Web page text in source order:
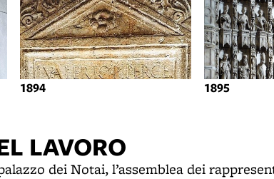
1894 1895
LAVORO
dei Notai, l’assemblea dei